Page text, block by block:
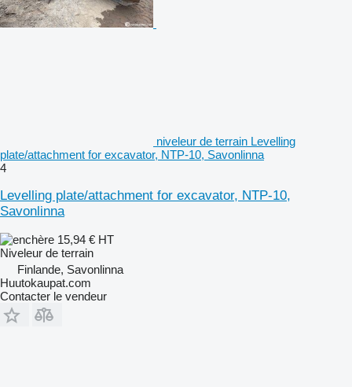
niveleur de terrain Levelling
plate/attachment for excavator, NTP-10, Savonlinna
4
Levelling plate/attachment for excavator, NTP-10,
Savonlinna
15,94 € HT
Niveleur de terrain
Finlande, Savonlinna
Huutokaupat.com
Contacter le vendeur